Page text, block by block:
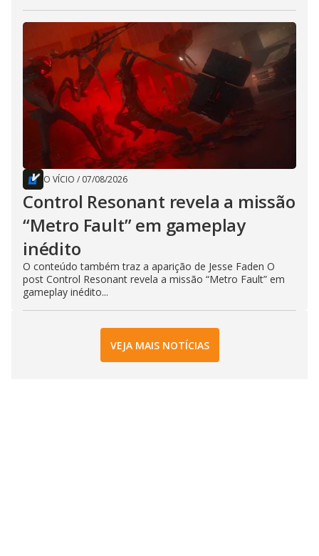
O VÍCIO / 07/08/2026
Control Resonant revela a missão
“Metro Fault” em gameplay
inédito
O conteúdo também traz a aparição de Jesse Faden O
post Control Resonant revela a missão “Metro Fault” em
gameplay inédito...
VEJA MAIS NOTÍCIAS